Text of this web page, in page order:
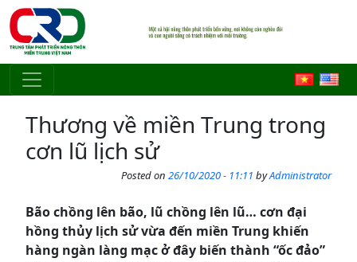
Skip to main content
Thương về miền Trung trong
cơn lũ lịch sử
Posted on 26/10/2020 - 11:11 byAdministrator
Bão chồng lên bão, lũ chồng lên lũ… cơn đại
hồng thủy lịch sử vừa đến miền Trung khiến
hàng ngàn làng mạc ở đây biến thành “ốc đảo”